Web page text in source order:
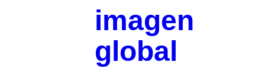
imagen
global